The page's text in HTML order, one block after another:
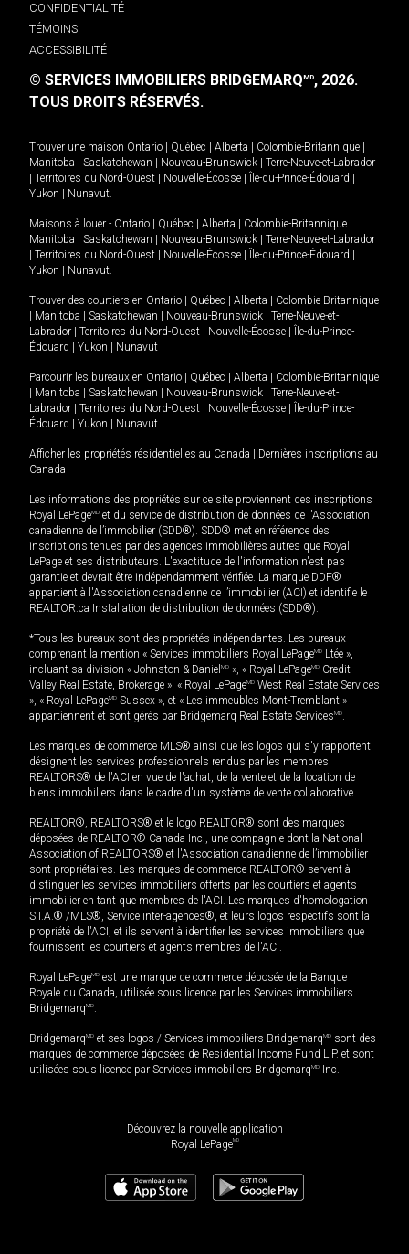
CONFIDENTIALITÉ
TÉMOINS
ACCESSIBILITÉ
© SERVICES IMMOBILIERS BRIDGEMARQMD, 2026.
TOUS DROITS RÉSERVÉS.
Trouver une maison Ontario Québec Alberta Colombie-Britannique
Manitoba
Saskatchewan Nouveau-Brunswick
Terre-Neuve-et-Labrador
Territoires du Nord-Ouest Nouvelle-Écosse Île-du-Prince-Édouard
Yukon
Nunavut.
Maisons à louer - Ontario Québec Alberta Colombie-Britannique
Manitoba
Saskatchewan Nouveau-Brunswick
Terre-Neuve-et-Labrador
Territoires du Nord-Ouest Nouvelle-Écosse Île-du-Prince-Édouard
Yukon
Nunavut.
Trouver des courtiers en Ontario Québec Alberta
Colombie-Britannique
Manitoba Saskatchewan Nouveau-Brunswick
Terre-Neuve-et-
Labrador
Territoires du Nord-Ouest Nouvelle-Écosse
Île-du-Prince-
Édouard
Yukon Nunavut
Parcourir les bureaux en Ontario Québec Alberta
Colombie-Britannique
Manitoba Saskatchewan Nouveau-Brunswick
Terre-Neuve-et-
Labrador
Territoires du Nord-Ouest Nouvelle-Écosse
Île-du-Prince-
Édouard
Yukon Nunavut
Afficher les propriétés résidentielles au Canada
Dernières inscriptions au
Canada
Les informations des propriétés sur ce site proviennent des inscriptions
Royal LePageMD et du service de distribution de données de l'Association
canadienne de l’immobilier (SDD®). SDD® met en référence des
inscriptions tenues par des agences immobilières autres que Royal
LePage et ses distributeurs. L'exactitude de l'information n'est pas
garantie et devrait être indépendamment vérifiée. La marque DDF®
appartient à l'Association canadienne de l’immobilier (ACI) et identifie le
REALTOR.ca Installation de distribution de données (SDD®).
*Tous les bureaux sont des propriétés indépendantes. Les bureaux
comprenant la mention « Services immobiliers Royal LePageMD Ltée »,
incluant sa division « Johnston & Daniel MD », « Royal LePageMD Credit
Valley Real Estate, Brokerage », « Royal LePageMD West Real Estate Services
», « Royal LePageMD Sussex », et « Les immeubles Mont-Tremblant »
appartiennent et sont gérés par Bridgemarq Real Estate ServicesMD.
Les marques de commerce MLS® ainsi que les logos qui s'y rapportent
désignent les services professionnels rendus par les membres
REALTORS® de l'ACI en vue de l'achat, de la vente et de la location de
biens immobiliers dans le cadre d'un système de vente collaborative.
REALTOR®, REALTORS® et le logo REALTOR® sont des marques
déposées de REALTOR® Canada Inc., une compagnie dont la National
Association of REALTORS® et l'Association canadienne de l’immobilier
sont propriétaires. Les marques de commerce REALTOR® servent à
distinguer les services immobiliers offerts par les courtiers et agents
immobilier en tant que membres de l'ACI. Les marques d'homologation
S.I.A.® /MLS®, Service inter-agences®, et leurs logos respectifs sont la
propriété de l'ACI, et ils servent à identifier les services immobiliers que
fournissent les courtiers et agents membres de l'ACI.
Royal LePageMD est une marque de commerce déposée de la Banque
Royale du Canada, utilisée sous licence par les Services immobiliers
BridgemarqMD.
BridgemarqMD et ses logos / Services immobiliers BridgemarqMD sont des
marques de commerce déposées de Residential Income Fund L.P. et sont
utilisées sous licence par Services immobiliers BridgemarqMD Inc.
Découvrez la nouvelle application
Royal LePageMD